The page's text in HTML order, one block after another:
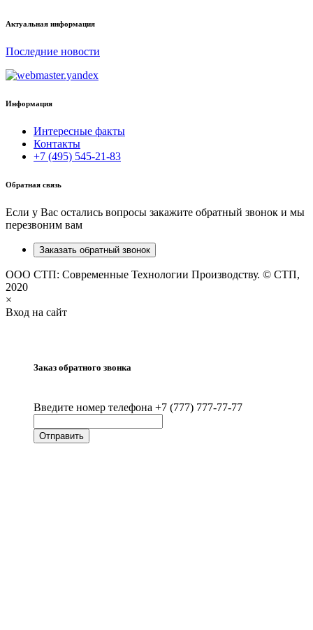
Актуальная информация
Последние новости
Информация
Интересные факты
Контакты
+7 (495) 545-21-83
Обратная связь
Если у Вас остались вопросы закажите обратный звонок и мы
перезвоним вам
Заказать обратный звонок
ООО СТП: Современные Технологии Производству. © СТП,
2020
×
Вход на сайт
Заказ обратного звонка
Введите номер телефона +7 (777) 777-77-77
Отправить